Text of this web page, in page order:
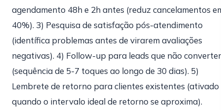
agendamento 48h e 2h antes (reduz cancelamentos
40%). 3) Pesquisa de satisfação pós-atendimento
(identífica problemas antes de virarem avaliações
negativas). 4) Follow-up para leads que não
(sequência de 5-7 toques ao longo de 30 dias). 5)
Lembrete de retorno para clientes existentes (ativado
quando o intervalo ideal de retorno se aproxima).